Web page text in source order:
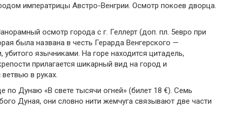
императрицы Австро-Венгрии. Осмотр покоев дворца.
осмотр города с г. Геллерт (доп. пл. 5евро при
была названа в честь Герарда Венгерского —
убитого язычниками. На горе находится цитадель,
прилагается шикарный вид на город и
в руках.
по Дунаю «В свете тысячи огней» (билет 18 €). Семь
Дуная, они словно нити жемчуга связывают две части